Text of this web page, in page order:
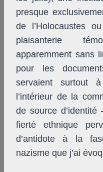
presque
de l’Holocaustes
plaisanterie
apparemment sans
pour les
servaient surtout
l’intérieur de la
de source d’identité
fierté ethnique
d’antidote à la
nazisme que j’ai